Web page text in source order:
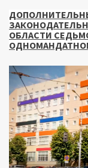
ОБЛАСТИ